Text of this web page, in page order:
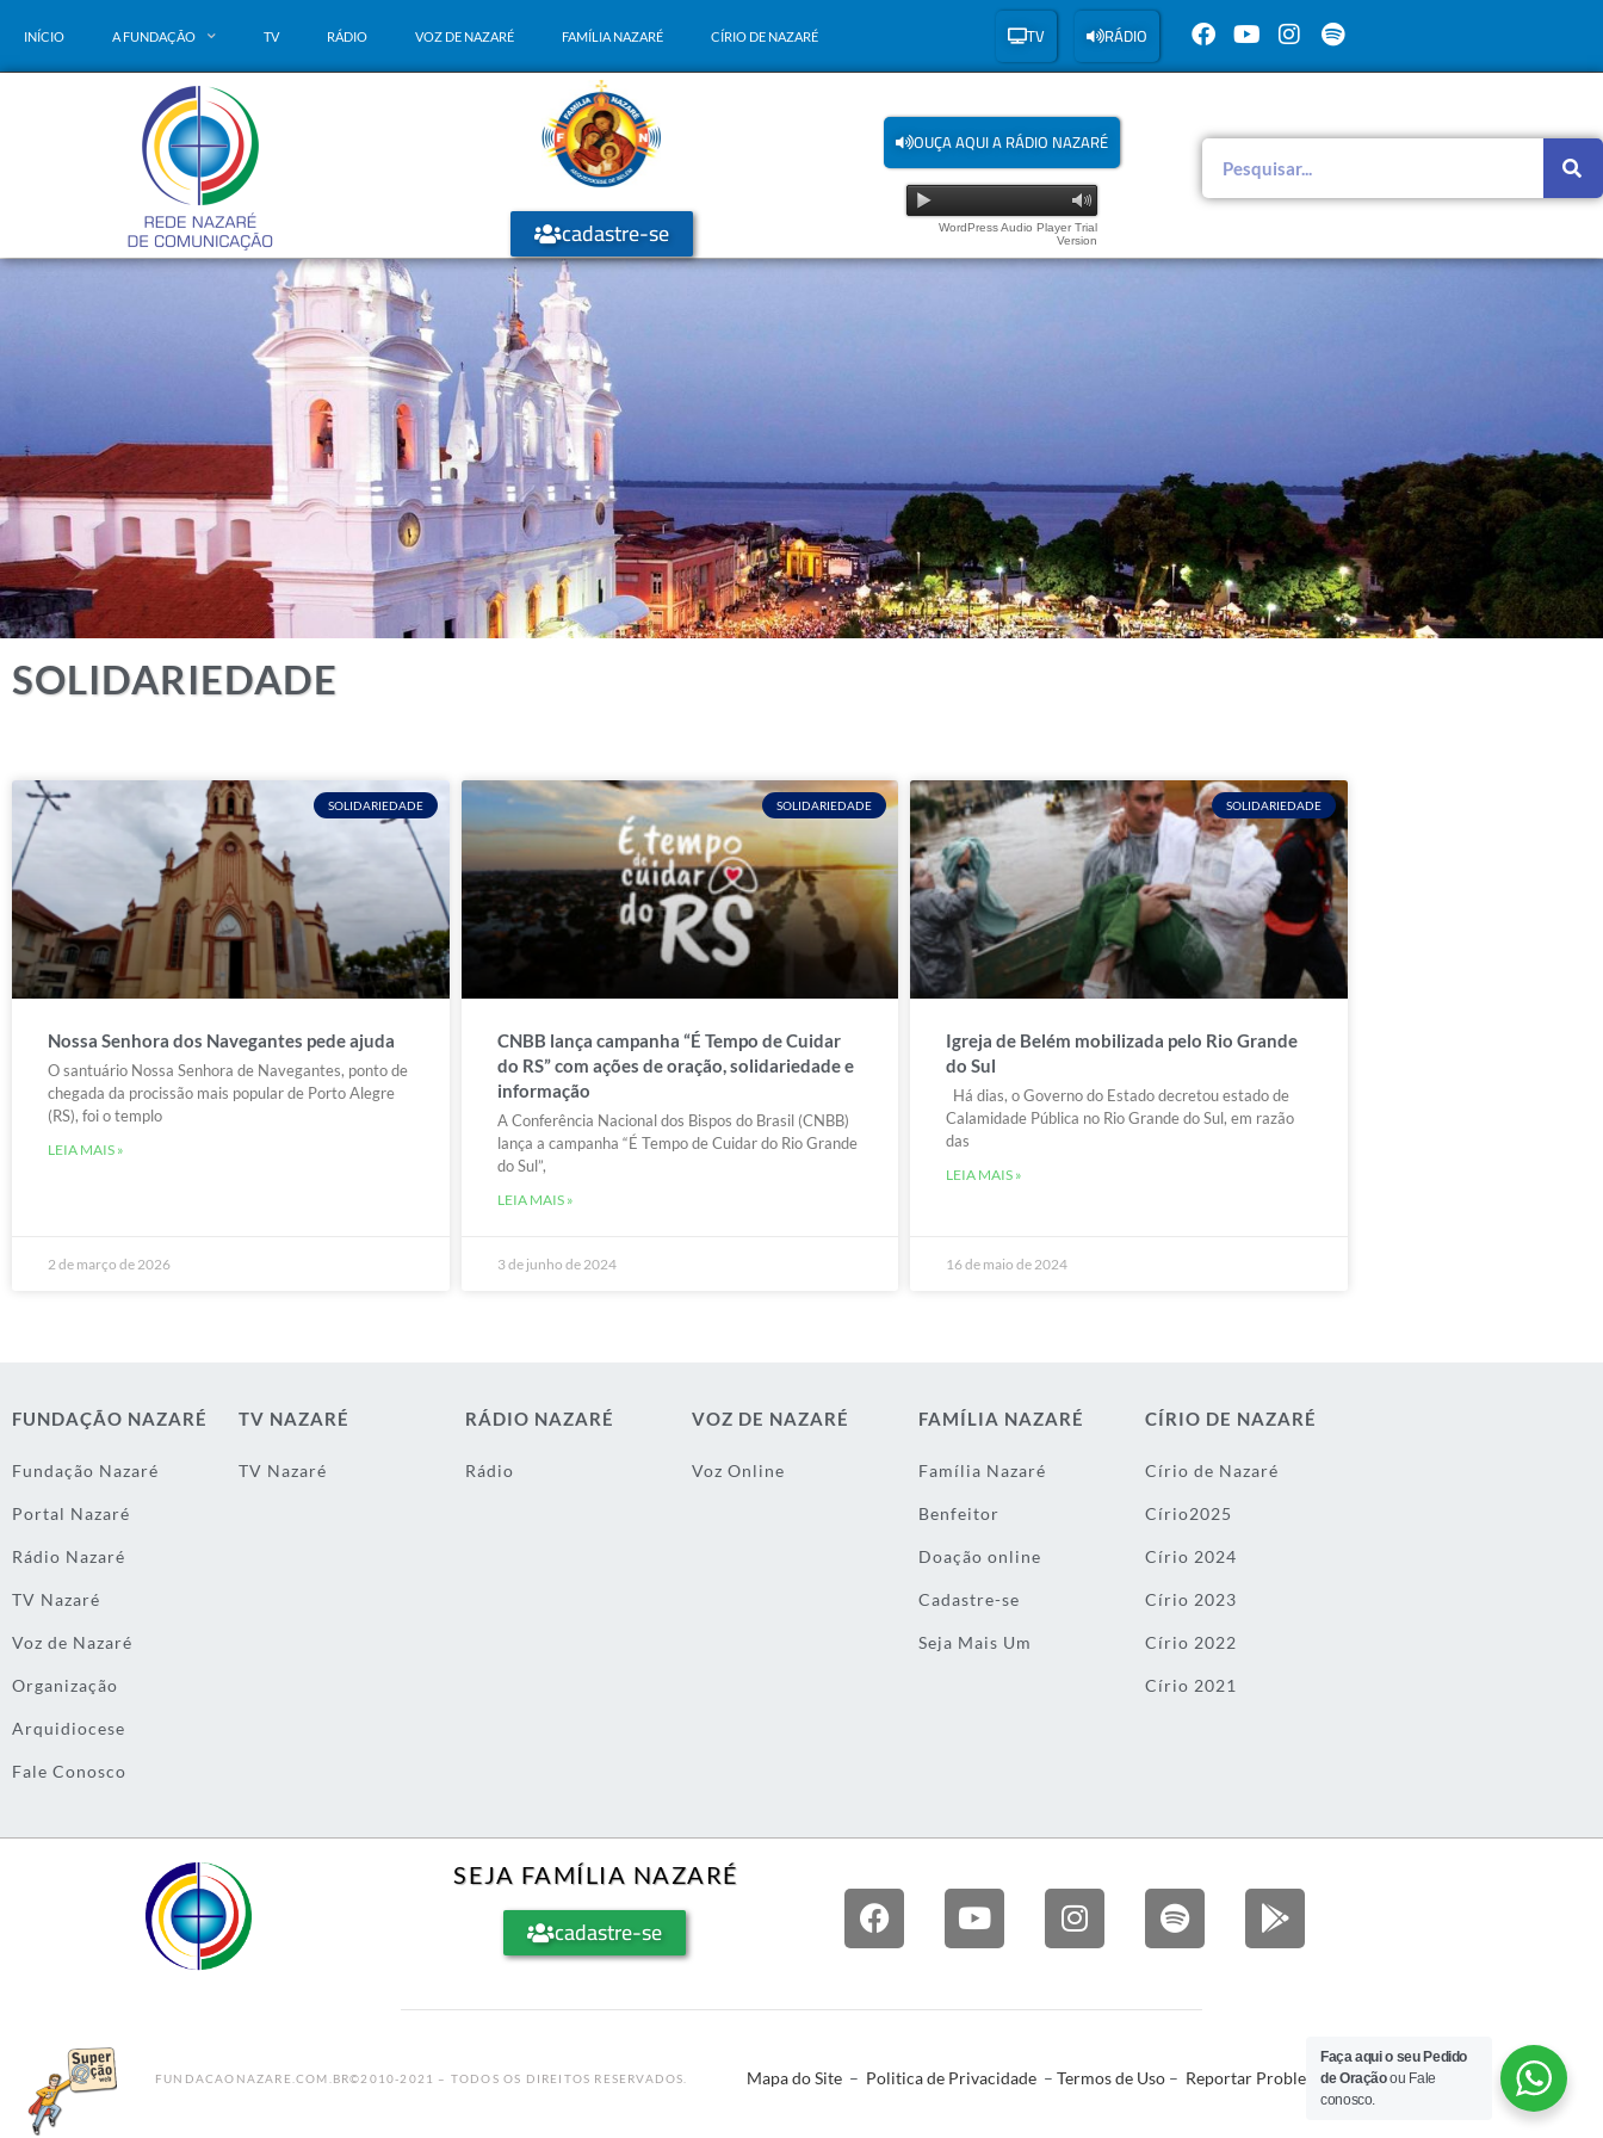
INÍCIO A FUNDAÇÃO TV RÁDIO VOZ DE NAZARÉ FAMÍLIA NAZARÉ CÍRIO DE NAZARÉ TV RÁDIO
cadastre-se
OUÇA AQUI A RÁDIO NAZARÉ
WordPress Audio Player Trial
Version
SOLIDARIEDADE
SOLIDARIEDADE
Nossa Senhora dos Navegantes pede ajuda
O santuário Nossa Senhora de Navegantes, ponto de
chegada da procissão mais popular de Porto Alegre
(RS), foi o templo
LEIA MAIS »
2 de março de 2026
SOLIDARIEDADE
CNBB lança campanha “É Tempo de Cuidar
do RS” com ações de oração, solidariedade e
informação
A Conferência Nacional dos Bispos do Brasil (CNBB)
lança a campanha “É Tempo de Cuidar do Rio Grande
do Sul”,
LEIA MAIS »
3 de junho de 2024
SOLIDARIEDADE
Igreja de Belém mobilizada pelo Rio Grande
do Sul
Há dias, o Governo do Estado decretou estado de
Calamidade Pública no Rio Grande do Sul, em razão
das
LEIA MAIS »
16 de maio de 2024
FUNDAÇÃO NAZARÉ
Fundação Nazaré
Portal Nazaré
Rádio Nazaré
TV Nazaré
Voz de Nazaré
Organização
Arquidiocese
Fale Conosco
TV NAZARÉ
TV Nazaré
RÁDIO NAZARÉ
Rádio
VOZ DE NAZARÉ
Voz Online
FAMÍLIA NAZARÉ
Família Nazaré
Benfeitor
Doação online
Cadastre-se
Seja Mais Um
CÍRIO DE NAZARÉ
Círio de Nazaré
Círio2025
Círio 2024
Círio 2023
Círio 2022
Círio 2021
SEJA FAMÍLIA NAZARÉ
cadastre-se
FUNDACAONAZARE.COM.BR©2010-2021 – TODOS OS DIREITOS RESERVADOS. Mapa do Site– Politica de Privacidade– Termos de Uso– Reportar Problema
Faça aqui o seu Pedido
de Oraçãoou Fale
conosco.